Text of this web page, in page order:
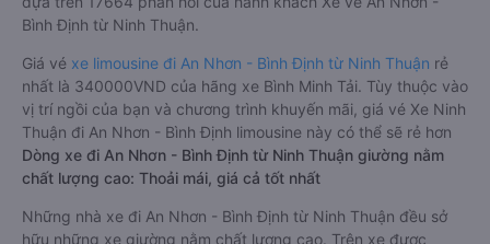
Xe Ninh Thuận An Nhơn - Bình Định limousine tốt nhất: Xe từ
Ninh Thuận đi An Nhơn - Bình Định limousine được đánh giá
chung có chất lượng Tốt với điểm đánh giá trung bình từ 4.7/5
dựa trên 17664 phản hồi của hành khách Xe về An Nhơn -
Bình Định từ Ninh Thuận.
Giá vé xe limousine đi An Nhơn - Bình Định từ Ninh Thuận rẻ
nhất là 340000VND của hãng xe Bình Minh Tải. Tùy thuộc vào
vị trí ngồi của bạn và chương trình khuyến mãi, giá vé Xe Ninh
Thuận đi An Nhơn - Bình Định limousine này có thể sẽ rẻ hơn
Dòng xe đi An Nhơn - Bình Định từ Ninh Thuận giường nằm